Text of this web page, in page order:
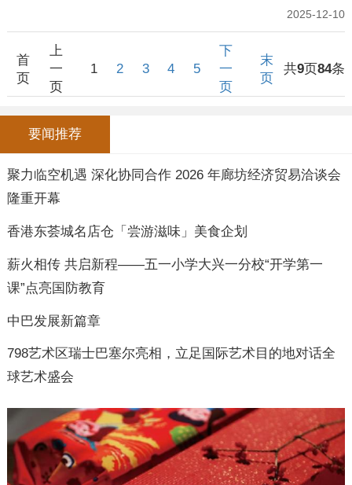
2025-12-10
首
页
上
一
页
1 2 3 4 5
下
一
页
末
页
共9页84条
要闻推荐
聚力临空机遇 深化协同合作 2026 年廊坊经济贸易洽谈会
隆重开幕
香港东荟城名店仓「尝游滋味」美食企划
薪火相传 共启新程——五一小学大兴一分校“开学第一
课”点亮国防教育
中巴发展新篇章
798艺术区瑞士巴塞尔亮相，立足国际艺术目的地对话全
球艺术盛会